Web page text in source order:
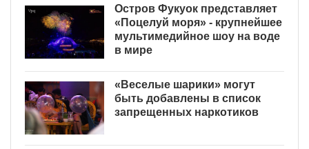
Остров Фукуок представляет
«Поцелуй моря» - крупнейшее
мультимедийное шоу на воде
в мире
«Веселые шарики» могут
быть добавлены в список
запрещенных наркотиков